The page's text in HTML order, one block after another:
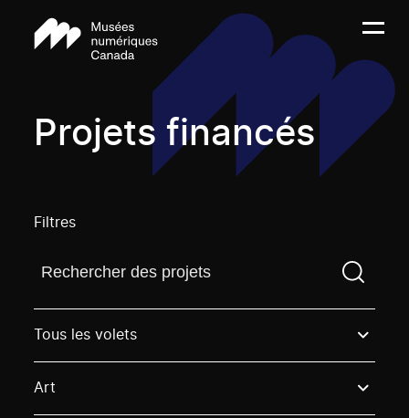
Projets financés
Filtres
Trouvez un projetVous devez saisir un terme de
Tous les volets
Art